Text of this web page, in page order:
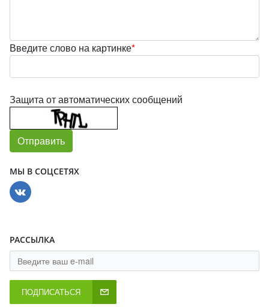
Введите слово на картинке*
Защита от автоматических сообщений
МЫ В СОЦСЕТЯХ
РАССЫЛКА
ПОДПИСАТЬСЯ